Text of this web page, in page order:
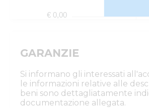
€ 0,00
GARANZIE
Si informano gli interessati
le informazioni relative alle
beni sono dettagliatamente
documentazione allegata.